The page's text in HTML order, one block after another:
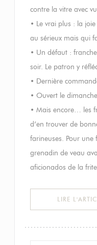
contre la vitre avec
• Le vrai plus : la
au sérieux mais qui
• Un défaut :
soir. Le patron y
• Dernière
• Ouvert le
• Mais encore… les
d’en trouver de
farineuses. Pour une
grenadin de veau
aficionados de la
LIRE